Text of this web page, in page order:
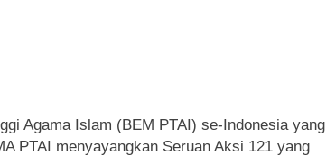
Agama Islam (BEM PTAI) se-Indonesia yang
PTAI menyayangkan Seruan Aksi 121 yang